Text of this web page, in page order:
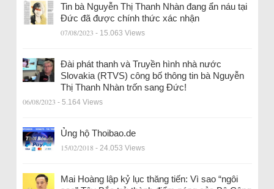
Tin bà Nguyễn Thị Thanh Nhàn đang ẩn náu tại
Đức đã được chính thức xác nhận
07/08/2023 - 15.063 Views
Đài phát thanh và Truyền hình nhà nước
Slovakia (RTVS) công bố thông tin bà Nguyễn
Thị Thanh Nhàn trốn sang Đức!
06/08/2023 - 5.164 Views
Ủng hộ Thoibao.de
15/02/2018 - 24.053 Views
Mai Hoàng lập kỷ lục thăng tiến: Vì sao “ngôi